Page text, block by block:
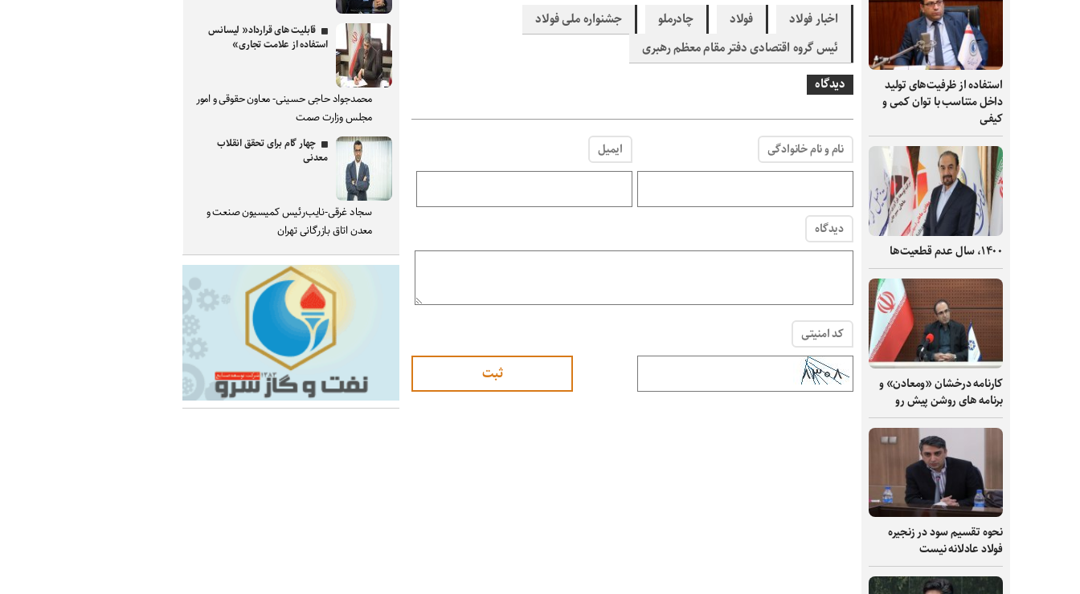
استفاده از ظرفیت‌های تولید
داخل متناسب با توان کمی و
کیفی
۱۴۰۰، سال عدم قطعیت‌ها
کارنامه درخشان «ومعادن» و
برنامه های روشن پیش رو
نحوه تقسیم سود در زنجیره
فولاد عادلانه نیست
اخبار فولاد
فولاد چادرملو
جشنواره ملی فولاد
ئیس گروه اقتصادی دفتر مقام معظم رهبری
دیدگاه
نام و نام خانوادگی ایمیل
دیدگاه
کد امنیتی
قابلیت های قرارداد« لیسانس
استفاده از علامت تجاری»
محمدجواد حاجی حسینی- معاون حقوقی و امور
مجلس وزارت صمت
چهار گام برای تحقق انقلاب
معدنی
سجاد غرقی-نایب‌رئیس کمیسیون صنعت و
معدن اتاق بازرگانی تهران